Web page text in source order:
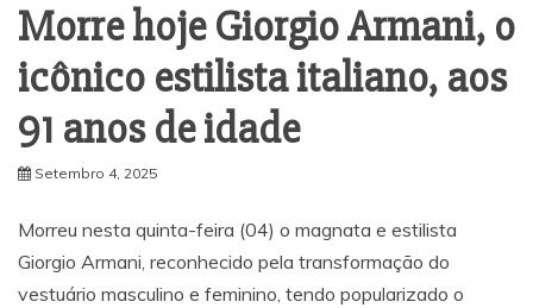
Morre hoje Giorgio Armani, o
icônico estilista italiano, aos
91 anos de idade
Setembro 4, 2025
Morreu nesta quinta-feira (04) o magnata e estilista
Giorgio Armani, reconhecido pela transformação do
vestuário masculino e feminino, tendo popularizado o